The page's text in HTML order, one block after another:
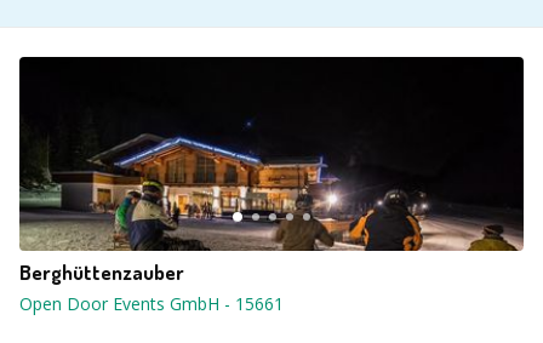
Berghüttenzauber
Open Door Events GmbH - 15661